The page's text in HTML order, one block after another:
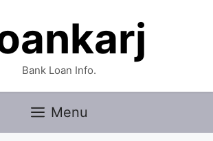
Bank Loan Info.
Menu